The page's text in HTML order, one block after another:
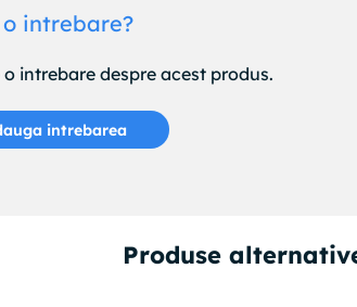
intrebare?
intrebare despre acest produs.
intrebarea
Produse